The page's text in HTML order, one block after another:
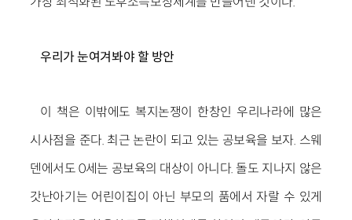
우리가 눈여겨봐야 할 방안
이 책은 이밖에도 복지논쟁이 한창인 우리나라에 많은
시사점을 준다. 최근 논란이 되고 있는 공보육을 보자. 스웨
덴에서도 0세는 공보육의 대상이 아니다. 돌도 지나지 않은
갓난아기는 어린이집이 아닌 부모의 품에서 자랄 수 있게